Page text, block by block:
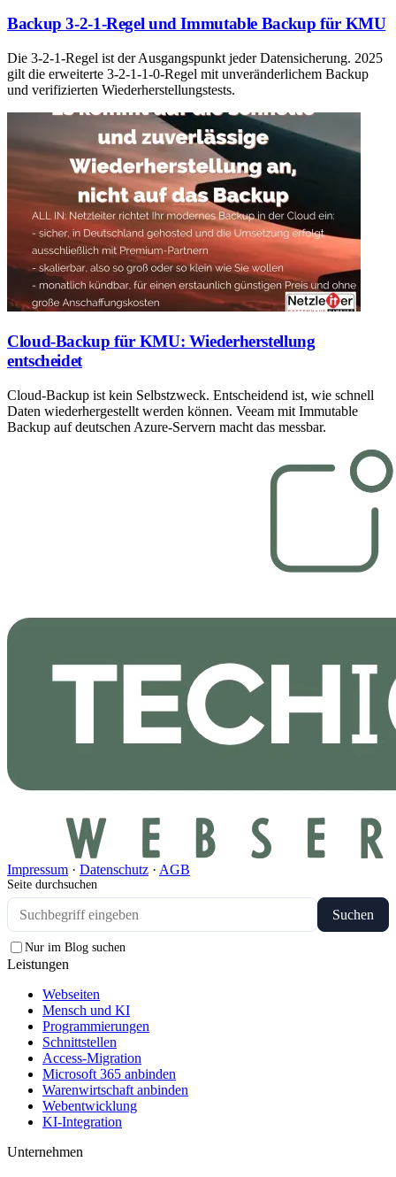
Backup 3-2-1-Regel und Immutable Backup für KMU
Die 3-2-1-Regel ist der Ausgangspunkt jeder Datensicherung. 2025
gilt die erweiterte 3-2-1-1-0-Regel mit unveränderlichem Backup
und verifizierten Wiederherstellungstests.
Cloud-Backup für KMU: Wiederherstellung
entscheidet
Cloud-Backup ist kein Selbstzweck. Entscheidend ist, wie schnell
Daten wiederhergestellt werden können. Veeam mit Immutable
Backup auf deutschen Azure-Servern macht das messbar.
Impressum · Datenschutz · AGB
Seite durchsuchen
Suchen
Nur im Blog suchen
Leistungen
Webseiten
Mensch und KI
Programmierungen
Schnittstellen
Access-Migration
Microsoft 365 anbinden
Warenwirtschaft anbinden
Webentwicklung
KI-Integration
Unternehmen